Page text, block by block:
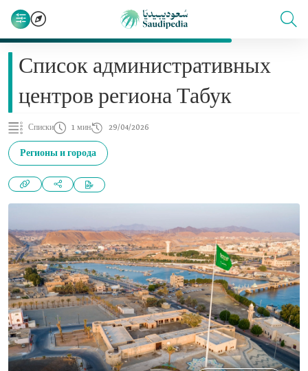
Список административных
центров региона Табук
Списки 1 мин 29/04/2026
Регионы и города